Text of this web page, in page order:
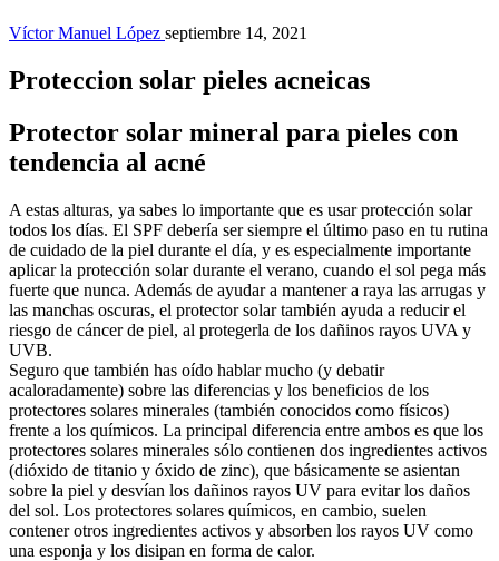
Víctor Manuel López septiembre 14, 2021
Proteccion solar pieles acneicas
Protector solar mineral para pieles con
tendencia al acné
A estas alturas, ya sabes lo importante que es usar protección solar
todos los días. El SPF debería ser siempre el último paso en tu rutina
de cuidado de la piel durante el día, y es especialmente importante
aplicar la protección solar durante el verano, cuando el sol pega más
fuerte que nunca. Además de ayudar a mantener a raya las arrugas y
las manchas oscuras, el protector solar también ayuda a reducir el
riesgo de cáncer de piel, al protegerla de los dañinos rayos UVA y
UVB.
Seguro que también has oído hablar mucho (y debatir
acaloradamente) sobre las diferencias y los beneficios de los
protectores solares minerales (también conocidos como físicos)
frente a los químicos. La principal diferencia entre ambos es que los
protectores solares minerales sólo contienen dos ingredientes activos
(dióxido de titanio y óxido de zinc), que básicamente se asientan
sobre la piel y desvían los dañinos rayos UV para evitar los daños
del sol. Los protectores solares químicos, en cambio, suelen
contener otros ingredientes activos y absorben los rayos UV como
una esponja y los disipan en forma de calor.